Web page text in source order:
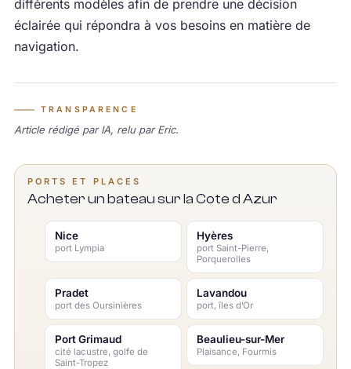
différents modèles afin de prendre une décision
éclairée qui répondra à vos besoins en matière de
navigation.
TRANSPARENCE
Article rédigé par IA, relu par Eric.
PORTS ET PLACES
Acheter un bateau sur la Cote d Azur
Nice
port Lympia
Hyères
port Saint-Pierre,
Porquerolles
Pradet
port des Oursinières
Lavandou
port, îles d’Or
Port Grimaud
cité lacustre, golfe de
Saint-Tropez
Beaulieu-sur-Mer
Plaisance, Fourmis